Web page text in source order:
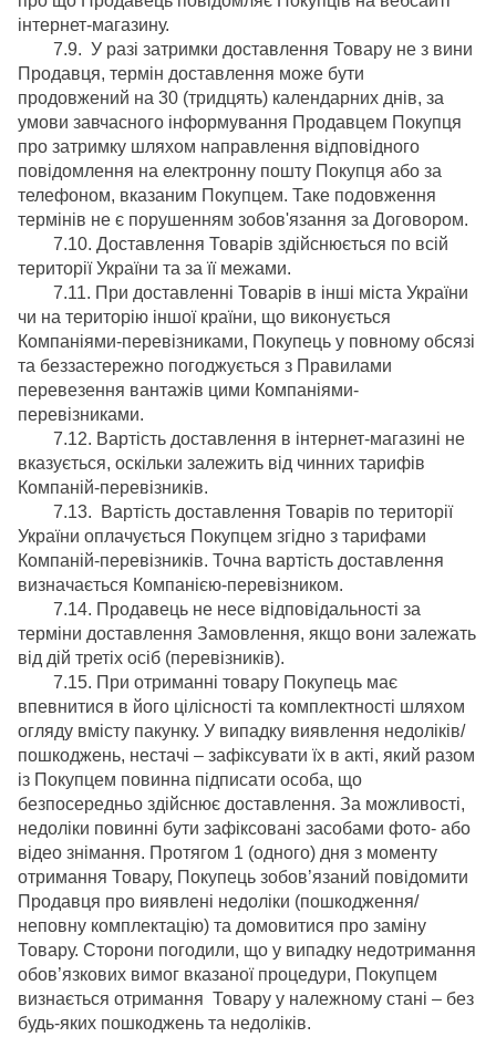
інтернет-магазину.
7.9. У разі затримки доставлення Товару не з вини
Продавця, термін доставлення може бути
продовжений на 30 (тридцять) календарних днів, за
умови завчасного інформування Продавцем Покупця
про затримку шляхом направлення відповідного
повідомлення на електронну пошту Покупця або за
телефоном, вказаним Покупцем. Таке подовження
термінів не є порушенням зобов'язання за Договором.
7.10. Доставлення Товарів здійснюється по всій
території України та за її межами.
7.11. При доставленні Товарів в інші міста України
чи на територію іншої країни, що виконується
Компаніями-перевізниками, Покупець у повному обсязі
та беззастережно погоджується з Правилами
перевезення вантажів цими Компаніями-
перевізниками.
7.12. Вартість доставлення в інтернет-магазині не
вказується, оскільки залежить від чинних тарифів
Компаній-перевізників.
7.13. Вартість доставлення Товарів по території
України оплачується Покупцем згідно з тарифами
Компаній-перевізників. Точна вартість доставлення
визначається Компанією-перевізником.
7.14. Продавець не несе відповідальності за
терміни доставлення Замовлення, якщо вони залежать
від дій третіх осіб (перевізників).
7.15. При отриманні товару Покупець має
впевнитися в його цілісності та комплектності шляхом
огляду вмісту пакунку. У випадку виявлення недоліків/
пошкоджень, нестачі – зафіксувати їх в акті, який разом
із Покупцем повинна підписати особа, що
безпосередньо здійснює доставлення. За можливості,
недоліки повинні бути зафіксовані засобами фото- або
відео знімання. Протягом 1 (одного) дня з моменту
отримання Товару, Покупець зобов’язаний повідомити
Продавця про виявлені недоліки (пошкодження/
неповну комплектацію) та домовитися про заміну
Товару. Сторони погодили, що у випадку недотримання
обов’язкових вимог вказаної процедури, Покупцем
визнається отримання Товару у належному стані – без
будь-яких пошкоджень та недоліків.